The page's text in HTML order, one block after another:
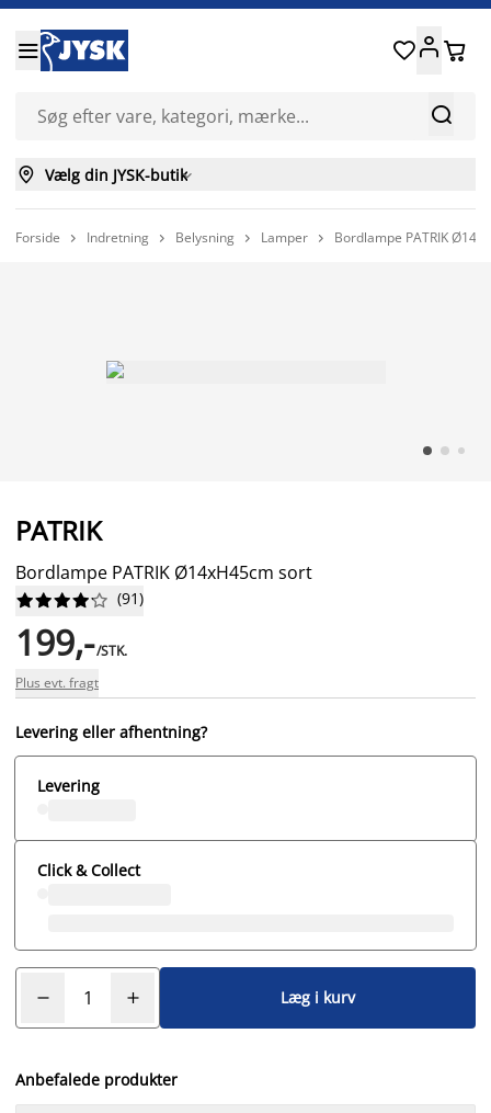


 
 Vælg din JYSK-butik
Forside  Indretning  Belysning  Lamper  Bordlampe PATRIK
PATRIK
Bordlampe PATRIK Ø14xH45cm sort





 (91)
199,-/STK.
Plus evt. fragt
Levering eller afhentning?
Levering
Click & Collect
Læg i kurv
Anbefalede produkter